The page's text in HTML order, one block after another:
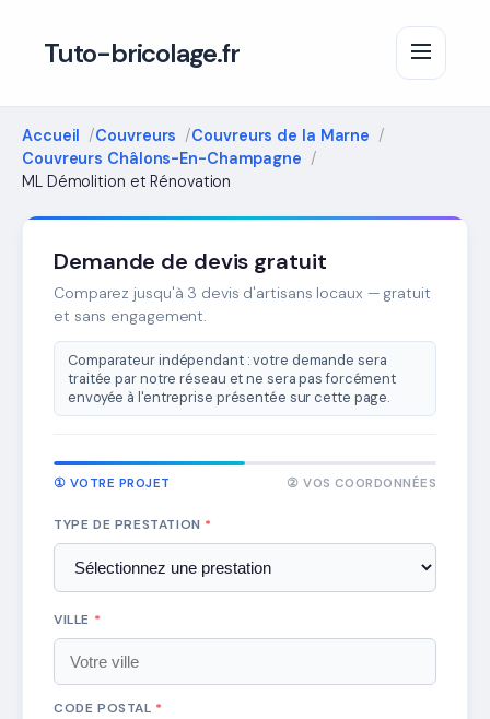
Tuto-bricolage.fr
Accueil Couvreurs
Couvreurs de la Marne
Couvreurs Châlons-En-Champagne
ML Démolition et Rénovation
Demande de devis gratuit
Comparez jusqu'à 3 devis d'artisans locaux — gratuit
et sans engagement.
Comparateur indépendant : votre demande sera
traitée par notre réseau et ne sera pas forcément
envoyée à l'entreprise présentée sur cette page.
① VOTRE PROJET ② VOS COORDONNÉES
TYPE DE PRESTATION *
VILLE *
CODE POSTAL *